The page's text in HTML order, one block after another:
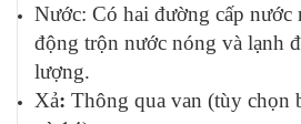
Nước: Có hai đường cấp nước
động trộn nước nóng và lạnh
lượng.
Xả: Thông qua van (tùy chọn